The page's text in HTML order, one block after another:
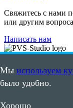
Мы используем
было удобно.
Хорошо
Свяжитесь с нами
или другим
Написать нам
Карта сайта
Пользовательское
©2008 - 2026, ООО